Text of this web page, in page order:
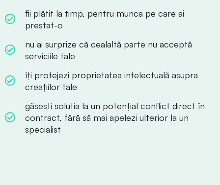
fii plătit la timp, pentru munca pe care ai
prestat-o
nu ai surprize că cealaltă parte nu acceptă
serviciile tale
îți protejezi proprietatea intelectuală asupra
creațiilor tale
găsești soluția la un potențial conflict direct în
contract, fără să mai apelezi ulterior la un
specialist